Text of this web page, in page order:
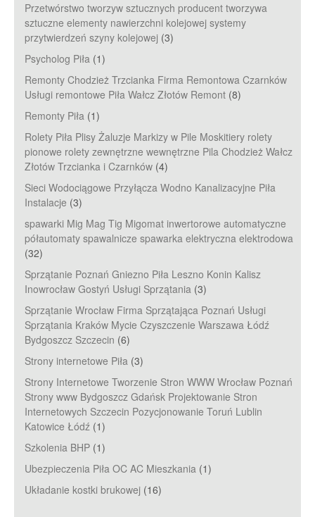
Przetwórstwo tworzyw sztucznych producent tworzywa
sztuczne elementy nawierzchni kolejowej systemy
przytwierdzeń szyny kolejowej (3)
Psycholog Piła (1)
Remonty Chodzież Trzcianka Firma Remontowa Czarnków
Usługi remontowe Piła Wałcz Złotów Remont (8)
Remonty Piła (1)
Rolety Piła Plisy Żaluzje Markizy w Pile Moskitiery rolety
pionowe rolety zewnętrzne wewnętrzne Pila Chodzież Wałcz
Złotów Trzcianka i Czarnków (4)
Sieci Wodociągowe Przyłącza Wodno Kanalizacyjne Piła
Instalacje (3)
spawarki Mig Mag Tig Migomat inwertorowe automatyczne
półautomaty spawalnicze spawarka elektryczna elektrodowa
(32)
Sprzątanie Poznań Gniezno Piła Leszno Konin Kalisz
Inowrocław Gostyń Usługi Sprzątania (3)
Sprzątanie Wrocław Firma Sprzątająca Poznań Usługi
Sprzątania Kraków Mycie Czyszczenie Warszawa Łódź
Bydgoszcz Szczecin (6)
Strony internetowe Piła (3)
Strony Internetowe Tworzenie Stron WWW Wrocław Poznań
Strony www Bydgoszcz Gdańsk Projektowanie Stron
Internetowych Szczecin Pozycjonowanie Toruń Lublin
Katowice Łódź (1)
Szkolenia BHP (1)
Ubezpieczenia Piła OC AC Mieszkania (1)
Układanie kostki brukowej (16)